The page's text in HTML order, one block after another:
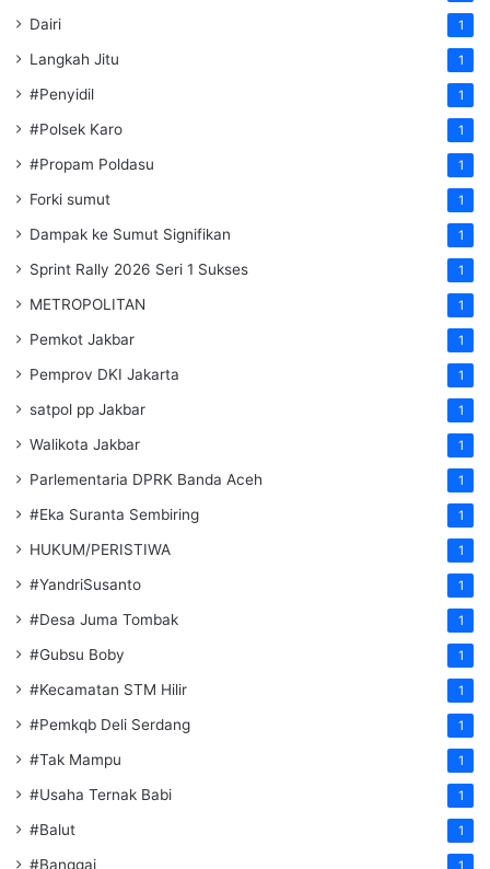
Dairi 1
Langkah Jitu 1
#Penyidil 1
#Polsek Karo 1
#Propam Poldasu 1
Forki sumut 1
Dampak ke Sumut Signifikan 1
Sprint Rally 2026 Seri 1 Sukses 1
METROPOLITAN 1
Pemkot Jakbar 1
Pemprov DKI Jakarta 1
satpol pp Jakbar 1
Walikota Jakbar 1
Parlementaria DPRK Banda Aceh 1
#Eka Suranta Sembiring 1
HUKUM/PERISTIWA 1
#YandriSusanto 1
#Desa Juma Tombak 1
#Gubsu Boby 1
#Kecamatan STM Hilir 1
#Pemkqb Deli Serdang 1
#Tak Mampu 1
#Usaha Ternak Babi 1
#Balut 1
#Banggai 1